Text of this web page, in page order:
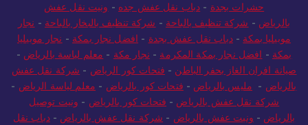
حشرات بجدة - دباب نقل عفش جده - ونيت نقل عفش
بالرياض - شركة تنظيف بالباحة - شركة تنظيف بالبخار بالباحة - نجار
موبيليا بمكة -دباب نقل عفش بجدة - افضل نجار بمكة - نجار موبيليا
بمكة - افضل نجار بمكة المكرمة - نجار مكة - معلم لياسة بالرياض -
صيانة افران الغاز بحفر الباطن - فتحات كور الرياض - شركة نقل عفش
بالرياض - مليس بالرياض - فتحات كور بالرياض - معلم لياسة الرياض -
شركة نقل عفش بالرياض - فتحات كور بالرياض - ونيت توصيل
بالرياض - ونيت عفش بالرياض - شركة نقل عفش بالرياض -دباب نقل